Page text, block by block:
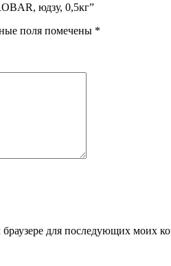
юдзу, 0,5кг”
поля помечены *
для последующих моих